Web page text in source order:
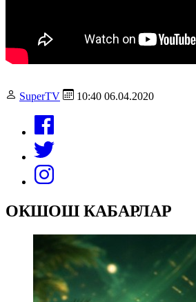
SuperTV 10:40 06.04.2020
ОКШОШ КАБАРЛАР